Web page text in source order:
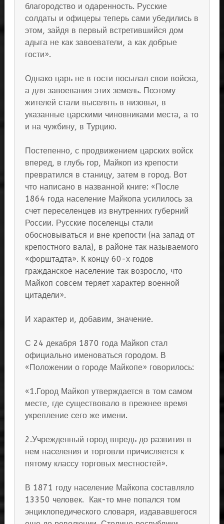
благородство и одаренность. Русские
солдаты и офицеры теперь сами убедились в
этом, зайдя в первый встретившийся дом
адыга не как завоеватели, а как добрые
гости».
Однако царь не в гости посылал свои войска,
а для завоевания этих земель. Поэтому
жителей стали выселять в низовья, в
указанные царскими чиновниками места, а то
и на чужбину, в Турцию.
Постепенно, с продвижением царских войск
вперед, в глубь гор, Майкоп из крепости
превратился в станицу, затем в город. Вот
что написано в названной книге: «После
1864 года население Майкопа усилилось за
счет переселенцев из внутренних губерний
России. Русские поселенцы стали
обосновываться и вне крепости (на запад от
крепостного вала), в районе так называемого
«форштадта». К концу 60-х годов
гражданское население так возросло, что
Майкоп совсем теряет характер военной
цитадели».
И характер и, добавим, значение.
С 24 декабря 1870 года Майкоп стал
официально именоваться городом. В
«Положении о городе Майкопе» говорилось:
«1.Город Майкоп утверждается в том самом
месте, где существовало в прежнее время
укрепление сего же имени.
2.Учрежденный город впредь до развития в
нем населения и торговли причисляется к
пятому классу торговых местностей».
В 1871 году население Майкопа составляло
13350 человек. Как-то мне попался том
энциклопедического словаря, издававшегося